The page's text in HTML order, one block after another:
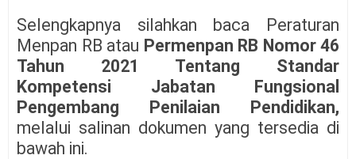
Selengkapnya silahkan baca Peraturan
Menpan RB atau Permenpan RB Nomor 46
Tahun 2021 Tentang Standar
Kompetensi Jabatan Fungsional
Pengembang Penilaian Pendidikan,
melalui salinan dokumen yang tersedia di
bawah ini.